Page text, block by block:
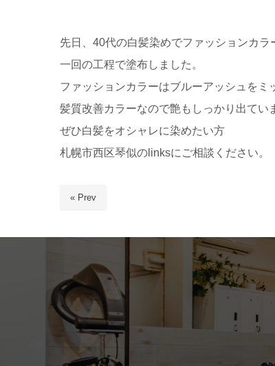
先日、40代の白髪染めでファッションカラ
一回の工程で塗布しました。
ファッションカラーはブルーアッシュをミ
髪質改善カラーなので艶もしっかり出てい
ぜひ白髪をオシャレに染めたい方
札幌市西区琴似のlinksにご相談ください。
« Prev